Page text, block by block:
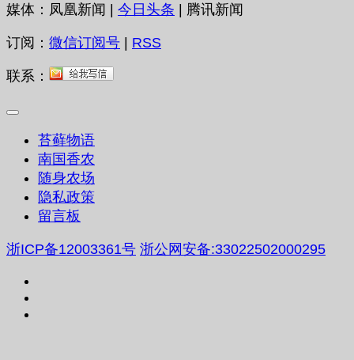
媒体：凤凰新闻 | 今日头条 | 腾讯新闻
订阅： 微信订阅号 | RSS
联系：
苔藓物语
南国香农
随身农场
隐私政策
留言板
浙ICP备12003361号 浙公网安备:33022502000295